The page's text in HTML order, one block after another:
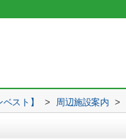
スト】 > 周辺施設案内 >